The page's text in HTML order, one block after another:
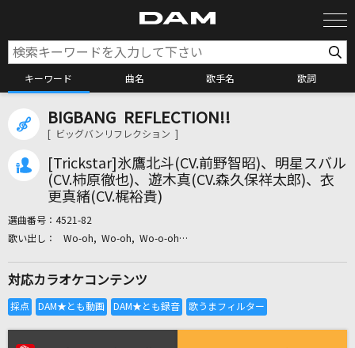
キーワード 曲名 歌手名 歌詞
カラオケ検索
カラオケ店舗検索
全国りれき
BIGBANG REFLECTION!!
[ ビッグバンリフレクション ]
[Trickstar]氷鷹北斗(CV.前野智昭)、明星スバル
(CV.柿原徹也)、遊木真(CV.森久保祥太郎)、衣
更真緒(CV.梶裕貴)
選曲番号： 4521-82
Wo-oh, Wo-oh, Wo-o-oh…
対応カラオケコンテンツ